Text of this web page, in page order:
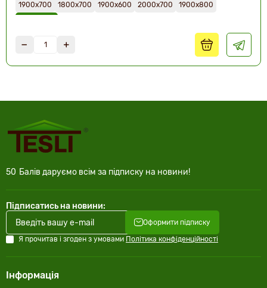
1900х700
1800х700 1900х600 2000х700
1900х800
50 Балів даруємо всім за підписку на новини!
Підписатись на новини:
Оформити підписку
Я прочитав і згоден з умовами Політика конфіденційності
Інформація